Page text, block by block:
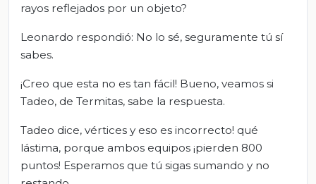
rayos reflejados por un objeto?
Leonardo respondió: No lo sé, seguramente tú sí
sabes.
¡Creo que esta no es tan fácil! Bueno, veamos si
Tadeo, de Termitas, sabe la respuesta.
Tadeo dice, vértices y eso es incorrecto! qué
lástima, porque ambos equipos ¡pierden 800
puntos! Esperamos que tú sigas sumando y no